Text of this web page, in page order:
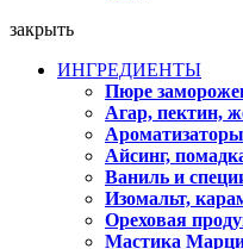
закрыть
ИНГРЕДИЕНТЫ
Пюре
Агар, пектин,
Айсинг,
Ваниль и
Изомальт,
Ореховая
Мастика